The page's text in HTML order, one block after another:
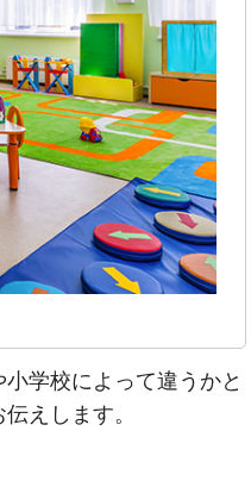
学校によって違うかと
えします。